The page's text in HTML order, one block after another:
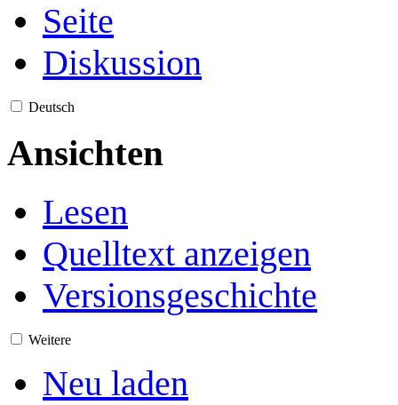
Seite
Diskussion
Deutsch
Ansichten
Lesen
Quelltext anzeigen
Versionsgeschichte
Weitere
Neu laden